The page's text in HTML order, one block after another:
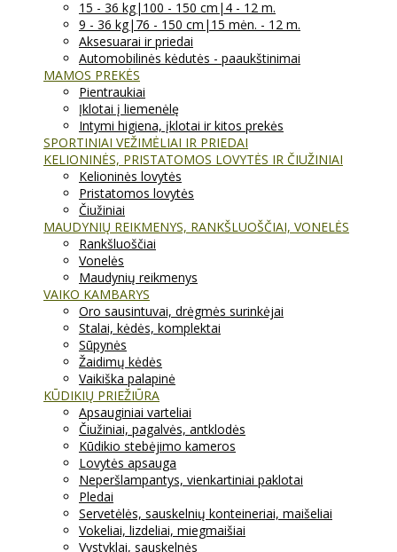
15 - 36 kg|100 - 150 cm|4 - 12 m.
9 - 36 kg|76 - 150 cm|15 mėn. - 12 m.
Aksesuarai ir priedai
Automobilinės kėdutės - paaukštinimai
MAMOS PREKĖS
Pientraukiai
Įklotai į liemenėlę
Intymi higiena, įklotai ir kitos prekės
SPORTINIAI VEŽIMĖLIAI IR PRIEDAI
KELIONINĖS, PRISTATOMOS LOVYTĖS IR ČIUŽINIAI
Kelioninės lovytės
Pristatomos lovytės
Čiužiniai
MAUDYNIŲ REIKMENYS, RANKŠLUOŠČIAI, VONELĖS
Rankšluoščiai
Vonelės
Maudynių reikmenys
VAIKO KAMBARYS
Oro sausintuvai, drėgmės surinkėjai
Stalai, kėdės, komplektai
Sūpynės
Žaidimų kėdės
Vaikiška palapinė
KŪDIKIŲ PRIEŽIŪRA
Apsauginiai varteliai
Čiužiniai, pagalvės, antklodės
Kūdikio stebėjimo kameros
Lovytės apsauga
Neperšlampantys, vienkartiniai paklotai
Pledai
Servetėlės, sauskelnių konteineriai, maišeliai
Vokeliai, lizdeliai, miegmaišiai
Vystyklai, sauskelnės